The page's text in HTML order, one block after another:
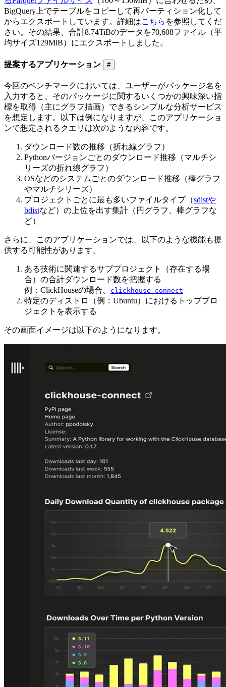
BigQuery上でテーブルをコピーして再パーティション化して
からエクスポートしています。詳細はこちら を参照してくだ
さい。その結果、合計8.74TiBのデータを70,608ファイル（平
均サイズ129MiB）にエクスポートしました。
提案するアプリケーション #
今回のベンチマークにおいては、ユーザーがパッケージ名を
入力すると、そのパッケージに関するいくつかの興味深い指
標を取得（主にグラフ描画）できるシンプルな分析サービス
を想定します。以下は例になりますが、このアプリケーショ
ンで想定されるクエリは次のような内容です。
ダウンロード数の推移（折れ線グラフ）
Pythonバージョンごとのダウンロード推移（マルチシ
リーズの折れ線グラフ）
OSなどのシステムごとのダウンロード推移（棒グラフ
やマルチシリーズ）
プロジェクトごとに最も多いファイルタイプ（sdistや
bdistなど）の上位を出す集計（円グラフ、棒グラフな
ど）
さらに、このアプリケーションでは、以下のような機能も提
供する可能性があります。
ある技術に関連するサブプロジェクト（存在する場
合）の合計ダウンロード数を把握する
例：ClickHouseの場合、
clickhouse-connect
特定のディストロ（例：Ubuntu）におけるトッププロ
ジェクトを表示する
その画面イメージは以下のようになります。